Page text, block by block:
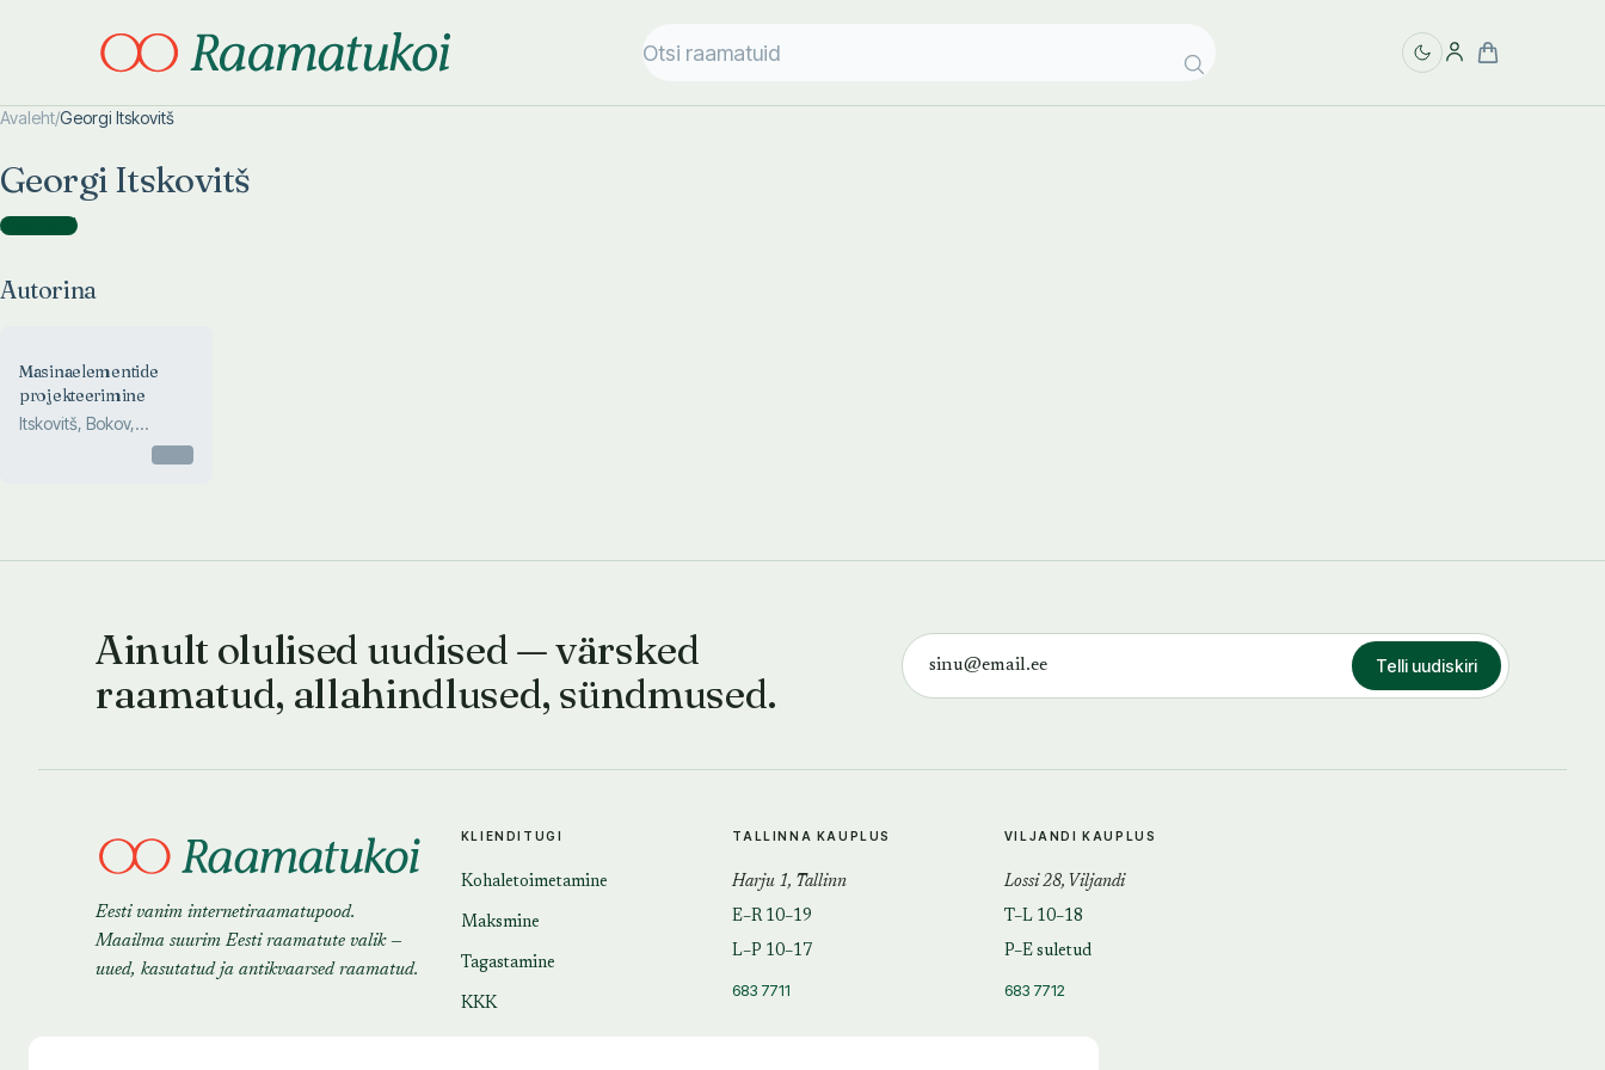
Avaleht/Georgi Itskovitš
Georgi Itskovitš
Autorina )
Autorina
Masinaelementide
projekteerimine
Itskovitš, Bokov,
Kisseljov, Panitš, ...
Ainult olulised uudised — värsked
raamatud, allahindlused, sündmused.
Telli uudiskiri
Eesti vanim internetiraamatupood.
Maailma suurim Eesti raamatute valik —
uued, kasutatud ja antikvaarsed raamatud.
KLIENDITUGI
Kohaletoimetamine
Maksmine
Tagastamine
KKK
TALLINNA KAUPLUS
Harju 1, Tallinn
E–R 10–19
L–P 10–17
683 7711
VILJANDI KAUPLUS
Lossi 28, Viljandi
T–L 10–18
P–E suletud
683 7712